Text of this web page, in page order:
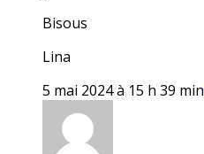
Bisous
Lina
5 mai 2024 à 15 h 39 min